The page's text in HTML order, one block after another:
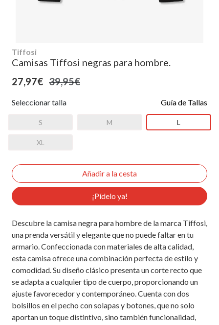
Tiffosi
Camisas Tiffosi negras para hombre.
27,97€ 39,95€
Seleccionar talla Guía de Tallas
S M L
XL
¡Pídelo ya!
Descubre la camisa negra para hombre de la marca Tiffosi,
una prenda versátil y elegante que no puede faltar en tu
armario. Confeccionada con materiales de alta calidad,
esta camisa ofrece una combinación perfecta de estilo y
comodidad. Su diseño clásico presenta un corte recto que
se adapta a cualquier tipo de cuerpo, proporcionando un
ajuste favorecedor y contemporáneo. Cuenta con dos
bolsillos en el pecho con solapas y botones, que no solo
aportan un toque distintivo, sino también funcionalidad,